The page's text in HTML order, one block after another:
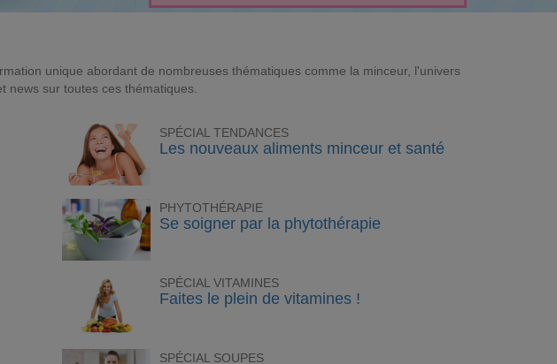
unique abordant de nombreuses thématiques comme la minceur, l'univers
news sur toutes ces thématiques.
SPÉCIAL TENDANCES
Les nouveaux aliments minceur et santé
PHYTOTHÉRAPIE
Se soigner par la phytothérapie
SPÉCIAL VITAMINES
Faites le plein de vitamines !
SPÉCIAL SOUPES